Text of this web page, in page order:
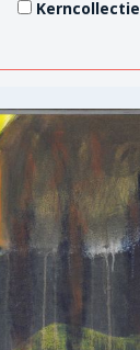
Kerncollectie